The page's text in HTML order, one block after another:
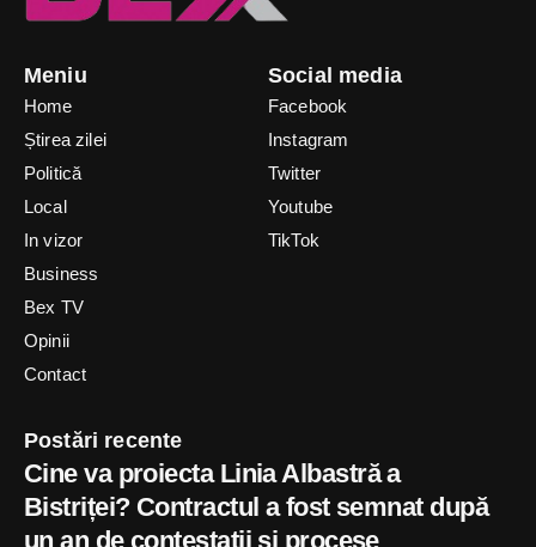
Meniu
Home
Știrea zilei
Politică
Local
In vizor
Business
Bex TV
Opinii
Contact
Social media
Facebook
Instagram
Twitter
Youtube
TikTok
Postări recente
Cine va proiecta Linia Albastră a
Bistriței? Contractul a fost semnat după
un an de contestații și procese